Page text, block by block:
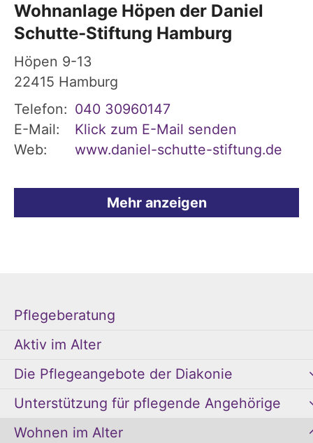
Wohnanlage Höpen der Daniel
Schutte-Stiftung Hamburg
Höpen 9-13
22415 Hamburg
Telefon: 040 30960147
E-Mail:
Klick zum E-Mail senden
Web:
www.daniel-schutte-stiftung.de
Mehr anzeigen
Pflegeberatung
Aktiv im Alter
Die Pflegeangebote der Diakonie
Unterstützung für pflegende Angehörige
Wohnen im Alter